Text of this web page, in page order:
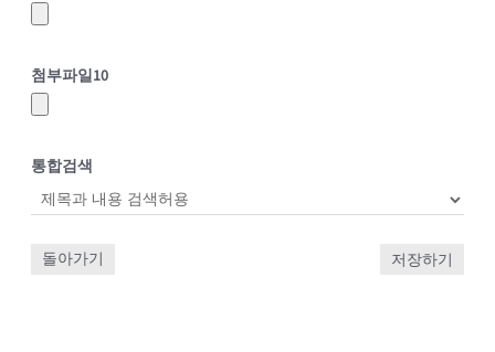
첨부파일10
통합검색
돌아가기 저장하기